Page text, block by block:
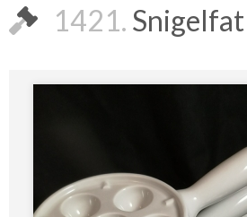
1421. Snigelfat